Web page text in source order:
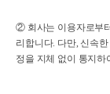
② 회사는 이용자로부
리합니다. 다만, 신속
정을 지체 없이 통지하